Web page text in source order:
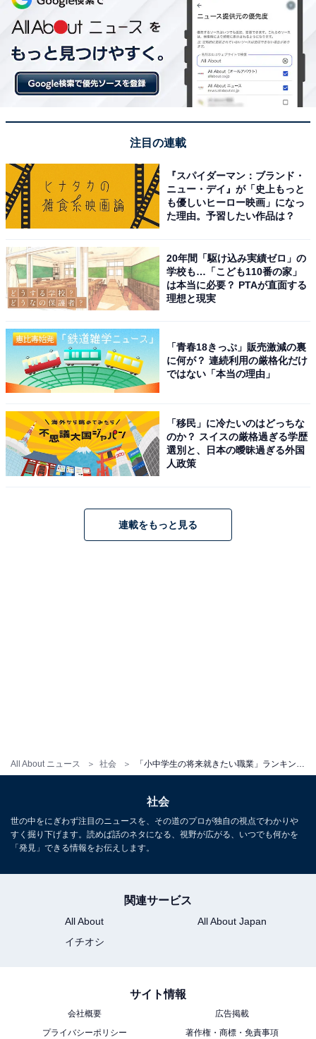
All About ニュース 社会
小学生 男子TOP3
女子は、3位「先生」（6.3％）、2位「看護師」
（7.2％）、1位「パティシエ（お菓子職人）」
（20.5％）でした。
小学生 女子TOP3
中学生の男女別を見ると、男子は3位「公務員」
（8.3％）、1位「会社員（サラリーマン）」（8.7％）で
す。
女子は、同率2位が「看護師」「パティシエ（お菓子職
男子は小学生から中学生に上がるにつれ、堅実な職業が
多くランクインしていきます。小学生に人気だった
「YouTuber」も、中学生では5位までランクダウンし、
注目の連載
『スパイダーマン：ブランド・
ニュー・デイ』が「史上もっと
も優しいヒーロー映画」になっ
た理由。予習したい作品は？
20年間「駆け込み実績ゼロ」の
学校も…「こども110番の家」
は本当に必要？ PTAが直面する
理想と現実
「青春18きっぷ」販売激減の裏
に何が？ 連続利用の厳格化だけ
ではない「本当の理由」
「移民」に冷たいのはどっちな
のか？ スイスの厳格過ぎる学歴
選別と、日本の曖昧過ぎる外国
人政策
連載をもっと見る
社会
世の中をにぎわず注目のニュースを、その道のプロが独自の視点でわかりや
すく掘り下げます。読めば話のネタになる、視野が広がる、いつでも何かを
「発見」できる情報をお伝えします。
関連サービス
All About
All About Japan
イチオシ
サイト情報
会社概要
広告掲載
プライバシーポリシー
著作権・商標・免責事項